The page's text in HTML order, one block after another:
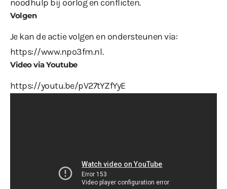
noodhulp bij oorlog en conflicten.
Volgen
Je kan de actie volgen en ondersteunen via:
https://www.npo3fm.nl.
Video via Youtube
https://youtu.be/pV27tYZfYyE